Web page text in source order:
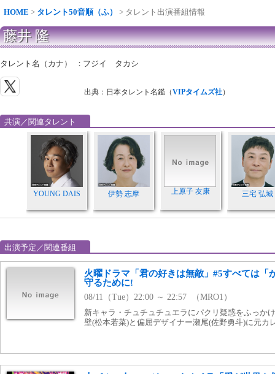
HOME > タレント50音順（ふ） > タレント出演番組情報
藤井 隆
タレント名（カナ） ： フジイ タカシ
出典：日本タレント名鑑（VIPタイムズ社）
共演／関連タレント
YOUNG DAIS 伊勢 志摩 上原子 友康 三宅 弘城
出演予定／関連番組
火曜ドラマ「君の好きは無敵」#5すべては「
守るために!
08/11（Tue）22:00 ～ 22:57 （MRO1）
新キャラ・チュチュチュエラにパクリ疑惑をふっか
壁(松本若菜)と偏屈デザイナー瀬尾(佐野勇斗)に元カ